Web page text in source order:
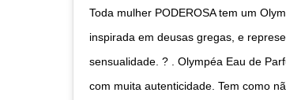
Toda mulher PODEROSA tem um
inspirada em deusas gregas, e
sensualidade. ? . Olympéa Eau de
com muita autenticidade. Tem como